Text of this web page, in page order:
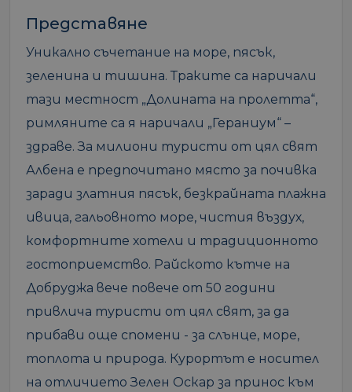
Представяне
Уникално съчетание на море, пясък,
зеленина и тишина. Траките са наричали
тази местност „Долината на пролетта“,
римляните са я наричали „Гераниум“ –
здраве. За милиони туристи от цял свят
Албена е предпочитано място за почивка
заради златния пясък, безкрайната плажна
ивица, гальовното море, чистия въздух,
комфортните хотели и традиционното
гостоприемство. Райското кътче на
Добруджа вече повече от 50 години
привлича туристи от цял свят, за да
прибави още спомени - за слънце, море,
топлота и природа. Курортът е носител
на отличието Зелен Оскар за принос към